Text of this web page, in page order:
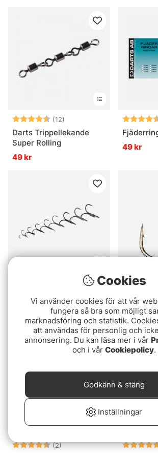
Betyg: (12)
4.3 utav 5 stjärnor
Darts Trippellekande
Super Rolling
49 kr
Betyg:
49 kr
4.8 utav 5 stjärnor
Westin Treble Hook,
Black Nickel
fr. 49 kr
Betyg:
(10-pack)
fr. 185 kr
Betyg: (2)4.5 utav 5 stjärnorBetyg:
Cookies
Vi använder cookies för att vår
fungera så bra som möjligt
marknadsföring och statistik.
att användas för personlig och
annonsering. Du kan läsa mer i vår
och i vår Cookiepolicy.
Inställningar
Godkänn & stäng